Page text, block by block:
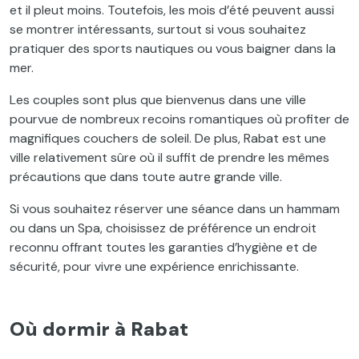
et il pleut moins. Toutefois, les mois d’été peuvent aussi
se montrer intéressants, surtout si vous souhaitez
pratiquer des sports nautiques ou vous baigner dans la
mer.
Les couples sont plus que bienvenus dans une ville
pourvue de nombreux recoins romantiques où profiter de
magnifiques couchers de soleil. De plus, Rabat est une
ville relativement sûre où il suffit de prendre les mêmes
précautions que dans toute autre grande ville.
Si vous souhaitez réserver une séance dans un hammam
ou dans un Spa, choisissez de préférence un endroit
reconnu offrant toutes les garanties d’hygiène et de
sécurité, pour vivre une expérience enrichissante.
Où dormir à Rabat